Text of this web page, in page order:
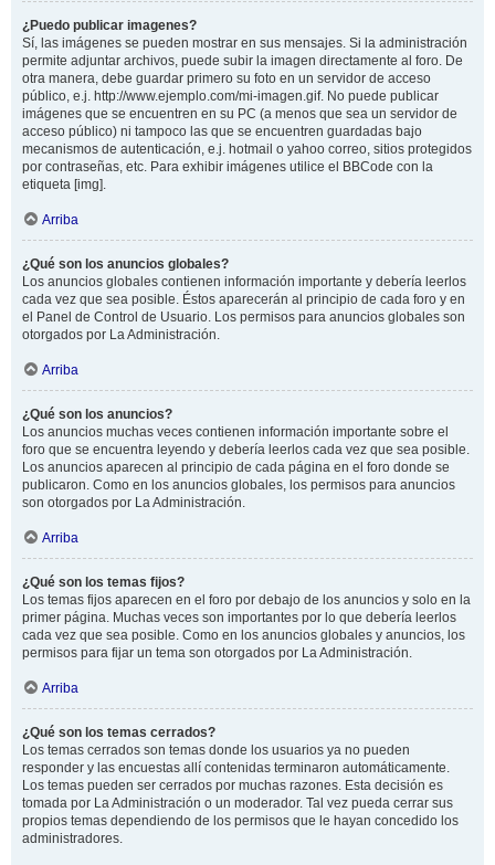
¿Puedo publicar imagenes?
Sí, las imágenes se pueden mostrar en sus mensajes. Si la administración
permite adjuntar archivos, puede subir la imagen directamente al foro. De
otra manera, debe guardar primero su foto en un servidor de acceso
público, e.j. http://www.ejemplo.com/mi-imagen.gif. No puede publicar
imágenes que se encuentren en su PC (a menos que sea un servidor de
acceso público) ni tampoco las que se encuentren guardadas bajo
mecanismos de autenticación, e.j. hotmail o yahoo correo, sitios protegidos
por contraseñas, etc. Para exhibir imágenes utilice el BBCode con la
etiqueta [img].
Arriba
¿Qué son los anuncios globales?
Los anuncios globales contienen información importante y debería leerlos
cada vez que sea posible. Éstos aparecerán al principio de cada foro y en
el Panel de Control de Usuario. Los permisos para anuncios globales son
otorgados por La Administración.
Arriba
¿Qué son los anuncios?
Los anuncios muchas veces contienen información importante sobre el
foro que se encuentra leyendo y debería leerlos cada vez que sea posible.
Los anuncios aparecen al principio de cada página en el foro donde se
publicaron. Como en los anuncios globales, los permisos para anuncios
son otorgados por La Administración.
Arriba
¿Qué son los temas fijos?
Los temas fijos aparecen en el foro por debajo de los anuncios y solo en la
primer página. Muchas veces son importantes por lo que debería leerlos
cada vez que sea posible. Como en los anuncios globales y anuncios, los
permisos para fijar un tema son otorgados por La Administración.
Arriba
¿Qué son los temas cerrados?
Los temas cerrados son temas donde los usuarios ya no pueden
responder y las encuestas allí contenidas terminaron automáticamente.
Los temas pueden ser cerrados por muchas razones. Esta decisión es
tomada por La Administración o un moderador. Tal vez pueda cerrar sus
propios temas dependiendo de los permisos que le hayan concedido los
administradores.